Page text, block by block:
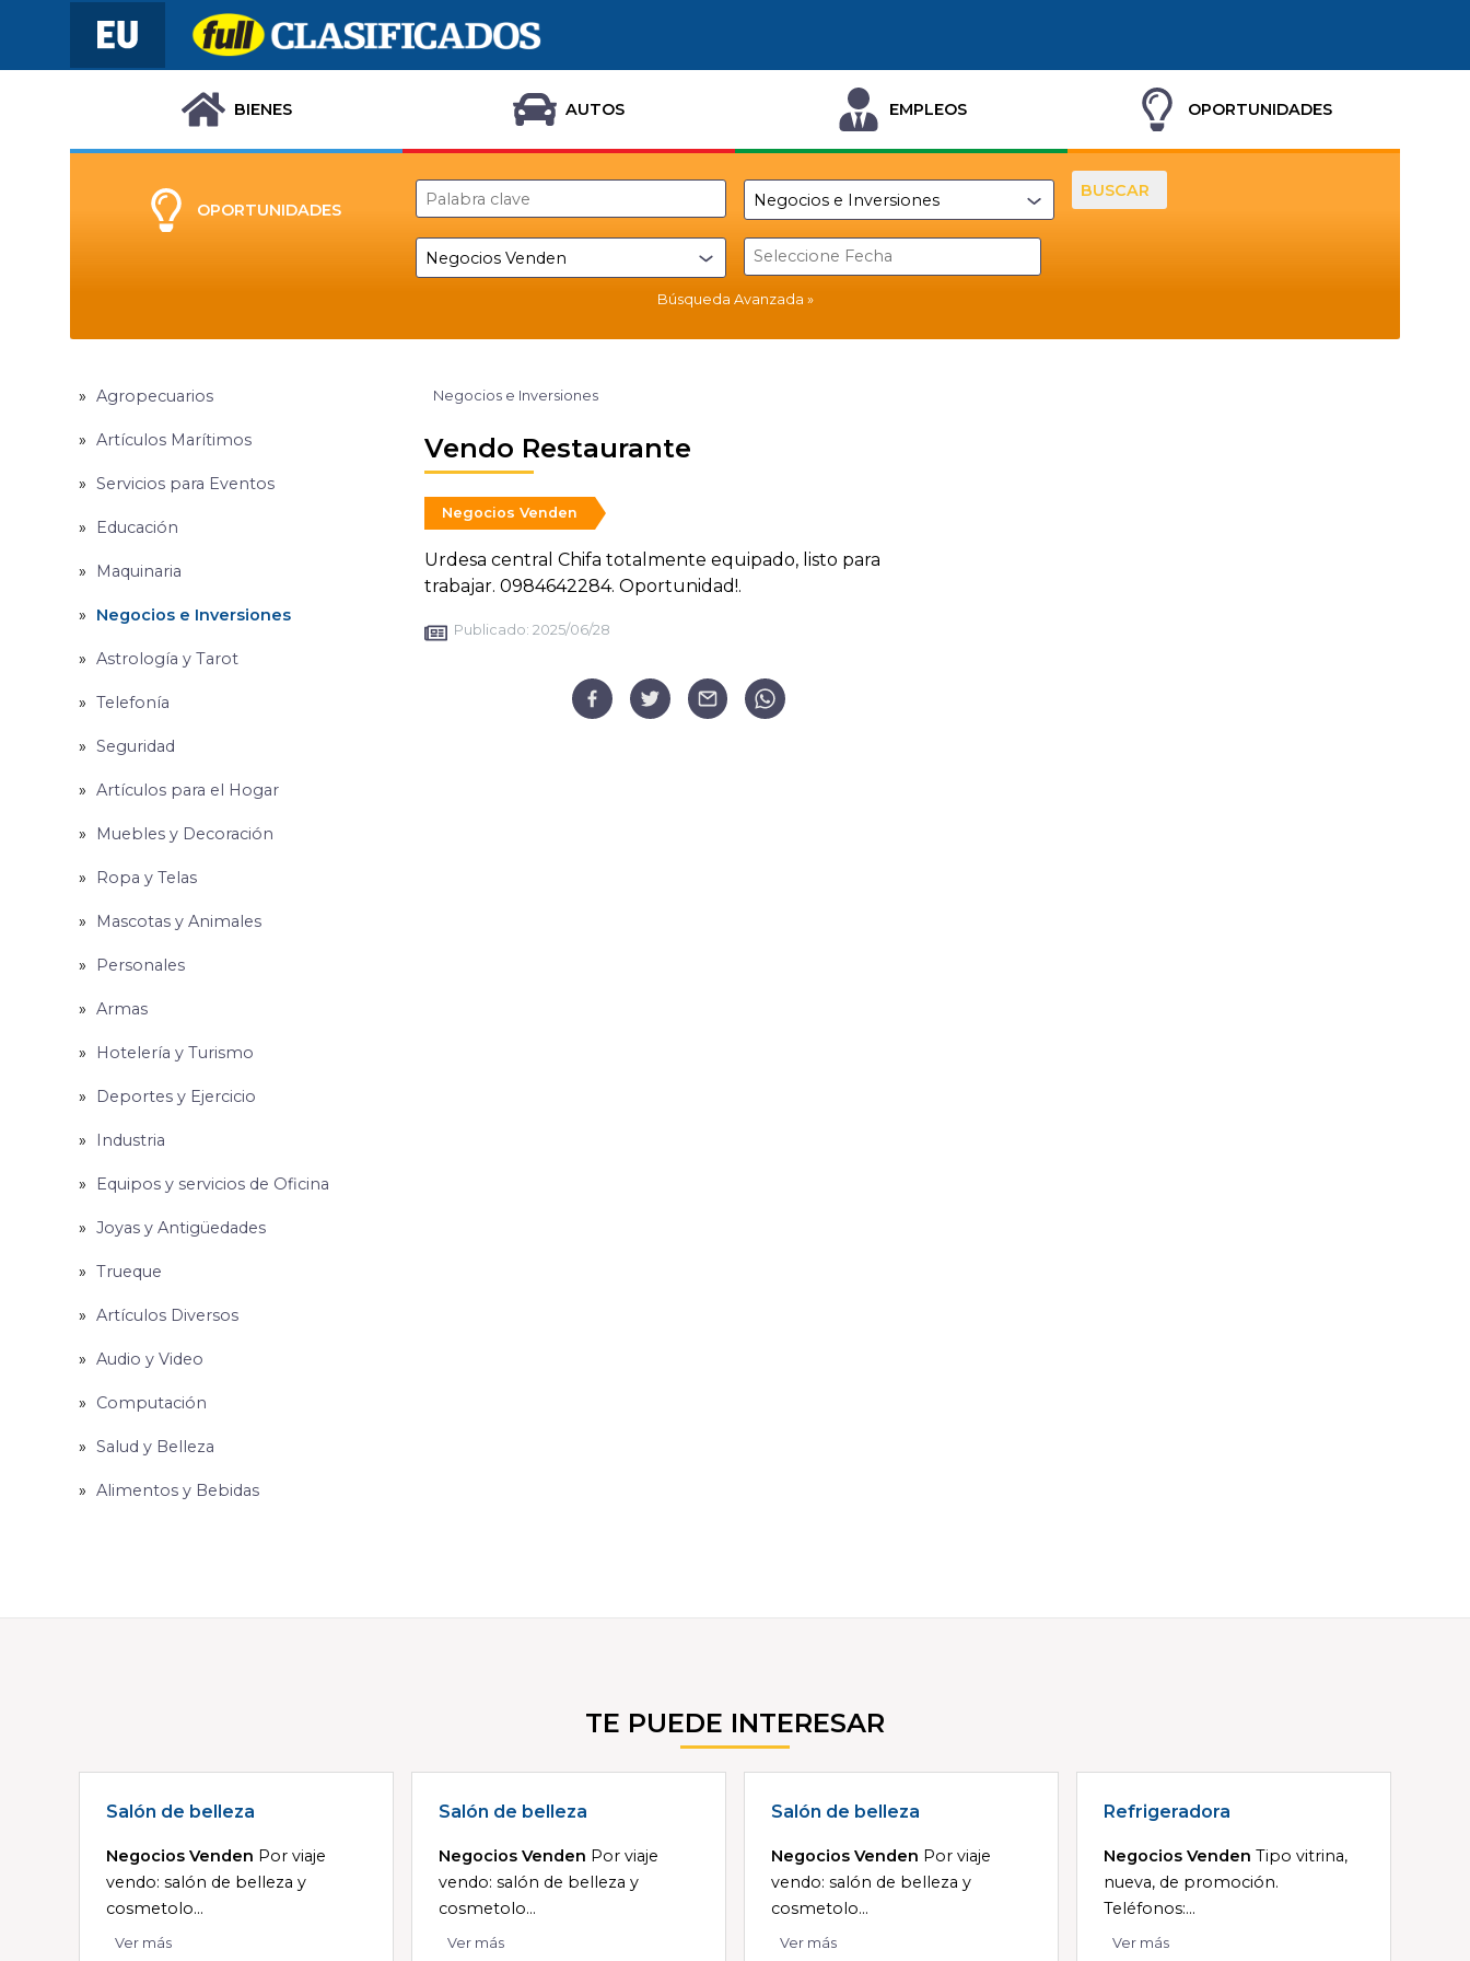
BIENES AUTOS EMPLEOS OPORTUNIDADES
OPORTUNIDADES
Búsqueda Avanzada
BUSCAR
Agropecuarios
Artículos Marítimos
Servicios para Eventos
Educación
Maquinaria
Negocios e Inversiones
Astrología y Tarot
Telefonía
Seguridad
Artículos para el Hogar
Muebles y Decoración
Ropa y Telas
Mascotas y Animales
Personales
Armas
Hotelería y Turismo
Deportes y Ejercicio
Industria
Equipos y servicios de Oficina
Joyas y Antigüedades
Trueque
Artículos Diversos
Audio y Video
Computación
Salud y Belleza
Alimentos y Bebidas
Negocios e Inversiones
Vendo Restaurante
Negocios Venden
Urdesa central Chifa totalmente equipado, listo para
trabajar. 0984642284. Oportunidad!.
Publicado: 2025/06/28
TE PUEDE INTERESAR
Salón de belleza
Negocios Venden Por viaje
vendo: salón de belleza y
cosmetolo...
Ver más
Salón de belleza
Negocios Venden Por viaje
vendo: salón de belleza y
cosmetolo...
Ver más
Salón de belleza
Negocios Venden Por viaje
vendo: salón de belleza y
cosmetolo...
Ver más
Refrigeradora
Negocios Venden Tipo vitrina,
nueva, de promoción.
Teléfonos:...
Ver más